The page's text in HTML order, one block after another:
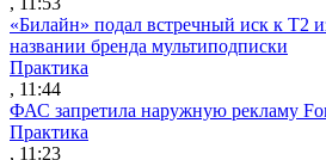
«Билайн» подал встречный иск к Т2
названии бренда мультиподписки
Практика
, 11:44
ФАС запретила наружную рекламу
Практика
, 11:23